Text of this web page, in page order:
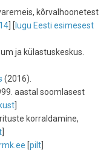
kõrvalhoonetest
] [ lugu Eesti esimesest
ja külastuskeskus.
(2016).
aastal soomlasest
korraldamine,
[pilt